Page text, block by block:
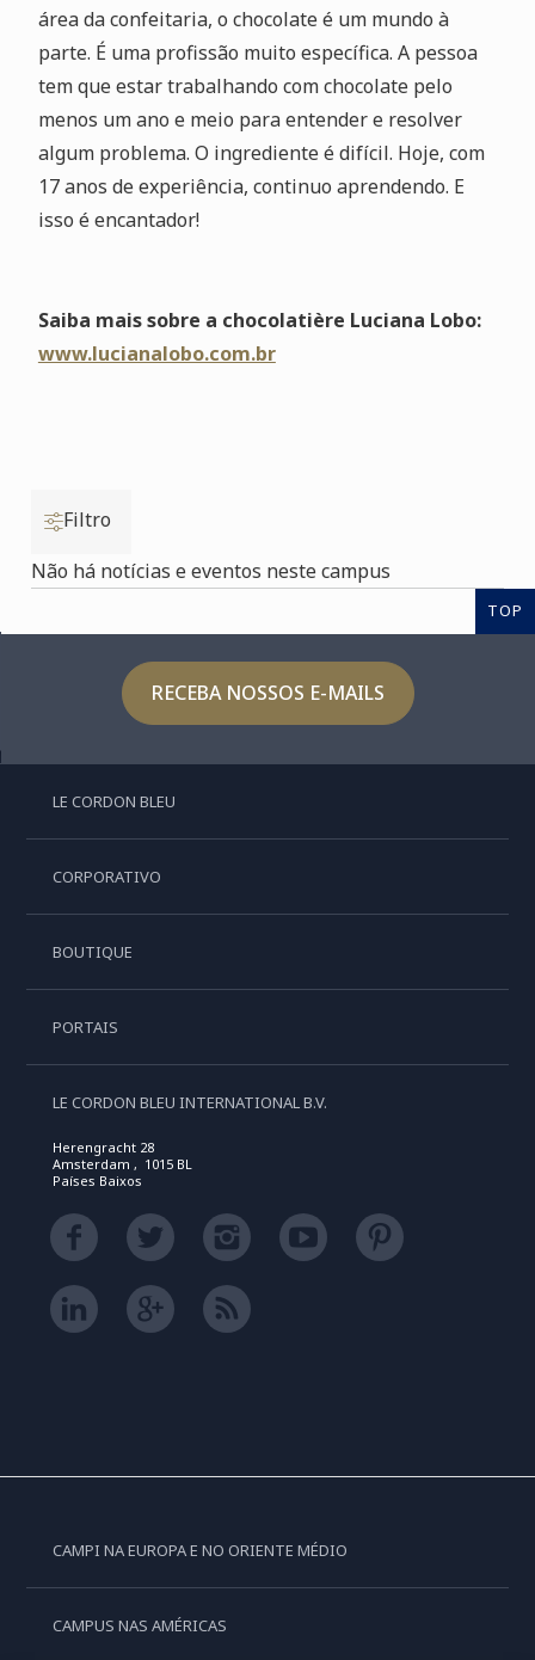
área da confeitaria, o chocolate é um mundo à
parte. É uma profissão muito específica. A pessoa
tem que estar trabalhando com chocolate pelo
menos um ano e meio para entender e resolver
algum problema. O ingrediente é difícil. Hoje, com
17 anos de experiência, continuo aprendendo. E
isso é encantador!
Saiba mais sobre a chocolatière Luciana Lobo:
www.lucianalobo.com.br
Filtro
Não há notícias e eventos neste campus
TOP
RECEBA NOSSOS E-MAILS
LE CORDON BLEU
CORPORATIVO
BOUTIQUE
PORTAIS
LE CORDON BLEU INTERNATIONAL B.V.
Herengracht 28
Amsterdam , 1015 BL
Países Baixos
CAMPI NA EUROPA E NO ORIENTE MÉDIO
CAMPUS NAS AMÉRICAS